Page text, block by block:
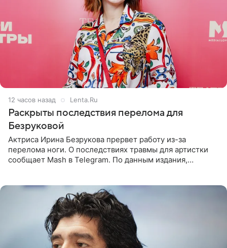
12 часов назад Lenta.Ru
Раскрыты последствия перелома для
Безруковой
Актриса Ирина Безрукова прервет работу из-за
перелома ноги. О последствиях травмы для артистки
сообщает Mash в Telegram. По данным издания,